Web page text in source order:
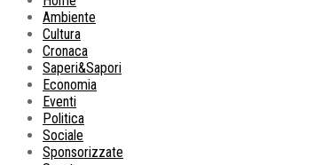
Ambiente
Cultura
Cronaca
Saperi&Sapori
Economia
Eventi
Politica
Sociale
Sponsorizzate